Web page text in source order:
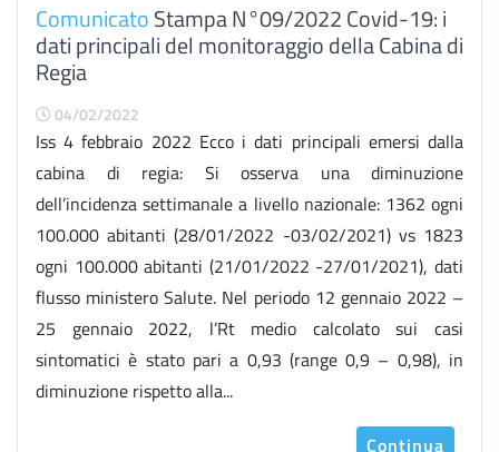
ComunicatoStampa N°09/2022 Covid-19: i
dati principali del monitoraggio della Cabina di
Regia
04/02/2022
Iss 4 febbraio 2022 Ecco i dati principali emersi dalla
cabina di regia: Si osserva una diminuzione
dell’incidenza settimanale a livello nazionale: 1362 ogni
100.000 abitanti (28/01/2022 -03/02/2021) vs 1823
ogni 100.000 abitanti (21/01/2022 -27/01/2021), dati
flusso ministero Salute. Nel periodo 12 gennaio 2022 –
25 gennaio 2022, l’Rt medio calcolato sui casi
sintomatici è stato pari a 0,93 (range 0,9 – 0,98), in
diminuzione rispetto alla...
Continua